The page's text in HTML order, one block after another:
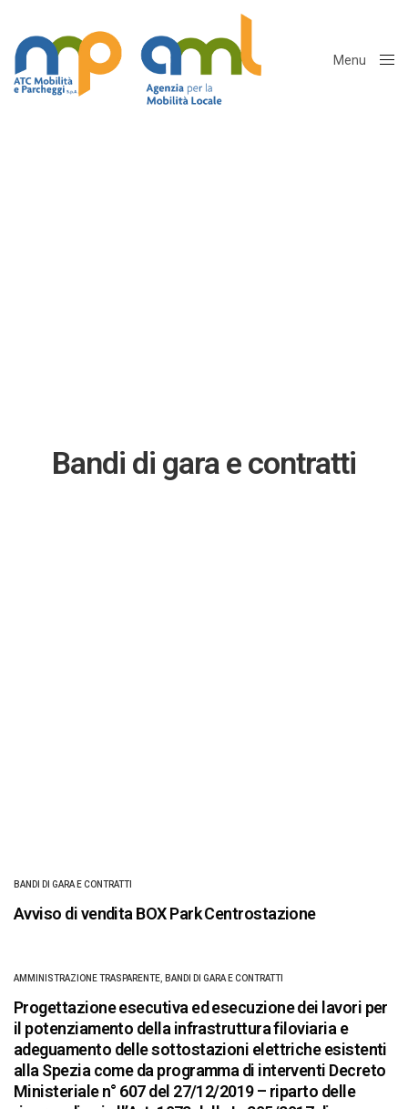
Menu
Bandi di gara e contratti
BANDI DI GARA E CONTRATTI
Avviso di vendita BOX Park Centrostazione
AMMINISTRAZIONE TRASPARENTE BANDI DI GARA E CONTRATTI
Progettazione esecutiva ed esecuzione dei lavori per
il potenziamento della infrastruttura filoviaria e
adeguamento delle sottostazioni elettriche esistenti
alla Spezia come da programma di interventi Decreto
Ministeriale n° 607 del 27/12/2019 – riparto delle